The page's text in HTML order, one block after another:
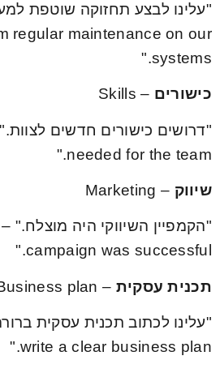
regular maintenance on our
systems."
כישורים – Skills
needed for the team."
שיווק – Marketing
campaign was successful."
תכנית עסקית – Business plan
write a clear business plan."